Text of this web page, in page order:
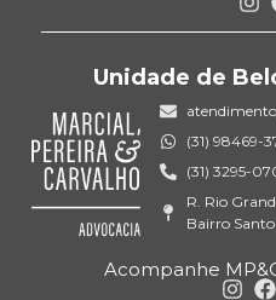
Unidade de
(31) 98469-
(31) 3295-
R. Rio
Bairro
Acompanhe